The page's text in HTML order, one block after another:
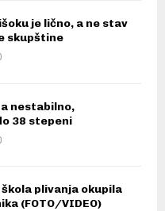
je lično, a ne stav
skupštine
nestabilno,
38 stepeni
škola plivanja okupila
(FOTO/VIDEO)